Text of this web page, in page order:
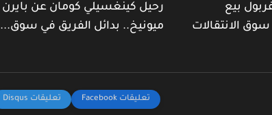
بيع
سوق الانتقالات
رحيل كينغسيلي كومان عن بايرن
ميونيخ.. بدائل الفريق في سوق...